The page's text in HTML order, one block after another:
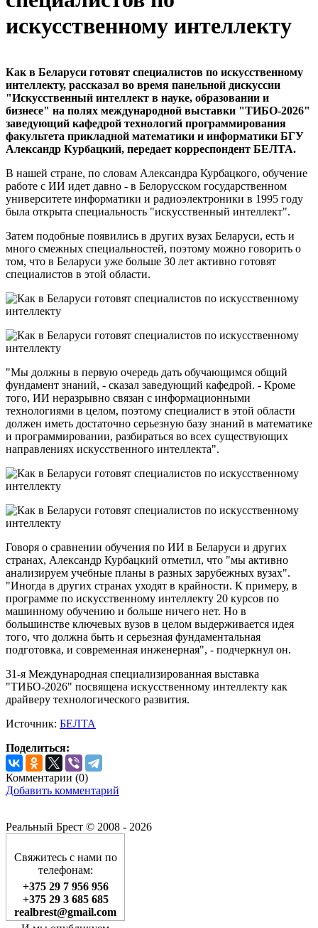
искусственному интеллекту
Как в Беларуси готовят специалистов по искусственному
интеллекту, рассказал во время панельной дискуссии
"Искусственный интеллект в науке, образовании и
бизнесе" на полях международной выставки "ТИБО-2026"
заведующий кафедрой технологий программирования
факультета прикладной математики и информатики БГУ
Александр Курбацкий, передает корреспондент БЕЛТА.
В нашей стране, по словам Александра Курбацкого, обучение
работе с ИИ идет давно - в Белорусском государственном
университете информатики и радиоэлектроники в 1995 году
была открыта специальность "искусственный интеллект".
Затем подобные появились в других вузах Беларуси, есть и
много смежных специальностей, поэтому можно говорить о
том, что в Беларуси уже больше 30 лет активно готовят
специалистов в этой области.
"Мы должны в первую очередь дать обучающимся общий
фундамент знаний, - сказал заведующий кафедрой. - Кроме
того, ИИ неразрывно связан с информационными
технологиями в целом, поэтому специалист в этой области
должен иметь достаточно серьезную базу знаний в математике
и программировании, разбираться во всех существующих
направлениях искусственного интеллекта".
Говоря о сравнении обучения по ИИ в Беларуси и других
странах, Александр Курбацкий отметил, что "мы активно
анализируем учебные планы в разных зарубежных вузах".
"Иногда в других странах уходят в крайности. К примеру, в
программе по искусственному интеллекту 20 курсов по
машинному обучению и больше ничего нет. Но в
большинстве ключевых вузов в целом выдерживается идея
того, что должна быть и серьезная фундаментальная
подготовка, и современная инженерная", - подчеркнул он.
31-я Международная специализированная выставка
"ТИБО-2026" посвящена искусственному интеллекту как
драйверу технологического развития.
Источник: БЕЛТА
Поделиться:
Комментарии (0)
Добавить комментарий
Реальный Брест © 2008 - 2026
Свяжитесь с нами по
телефонам:
+375 29 7 956 956
+375 29 3 685 685
realbrest@gmail.com